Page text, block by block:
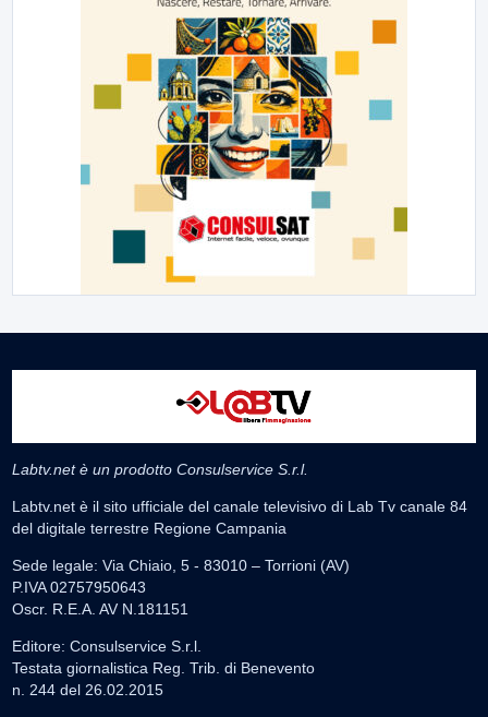
Labtv.net è un prodotto Consulservice S.r.l.
Labtv.net è il sito ufficiale del canale televisivo di Lab Tv canale 84
del digitale terrestre Regione Campania
Sede legale: Via Chiaio, 5 - 83010 – Torrioni (AV)
P.IVA 02757950643
Oscr. R.E.A. AV N.181151
Editore: Consulservice S.r.l.
Testata giornalistica Reg. Trib. di Benevento
n. 244 del 26.02.2015